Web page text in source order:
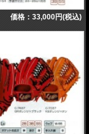
価格：33,000円(税込)